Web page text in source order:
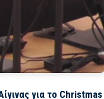
για το